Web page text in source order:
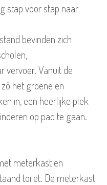
stap voor stap naar
bevinden zich
vervoer. Vanuit de
het groene en
in, een heerlijke plek
op pad te gaan.
meterkast en
toilet. De meterkast